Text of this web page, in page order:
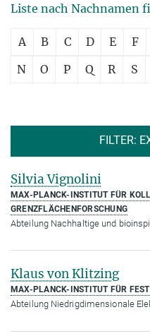
Liste nach Nachnamen
A B C D E F
N
O P Q R S
FILTER:
Silvia Vignolini
MAX-PLANCK-INSTITUT FÜR
GRENZFLÄCHENFORSCHUNG
Abteilung Nachhaltige und
Klaus von Klitzing
MAX-PLANCK-INSTITUT FÜR
Abteilung Niedrigdimensionale